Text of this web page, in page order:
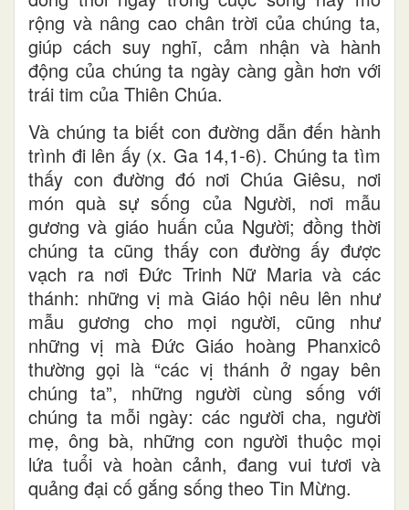
rộng và nâng cao chân trời của chúng ta,
giúp cách suy nghĩ, cảm nhận và hành
động của chúng ta ngày càng gần hơn với
trái tim của Thiên Chúa.
Và chúng ta biết con đường dẫn đến hành
trình đi lên ấy (x. Ga 14,1-6). Chúng ta tìm
thấy con đường đó nơi Chúa Giêsu, nơi
món quà sự sống của Người, nơi mẫu
gương và giáo huấn của Người; đồng thời
chúng ta cũng thấy con đường ấy được
vạch ra nơi Đức Trinh Nữ Maria và các
thánh: những vị mà Giáo hội nêu lên như
mẫu gương cho mọi người, cũng như
những vị mà Đức Giáo hoàng Phanxicô
thường gọi là “các vị thánh ở ngay bên
chúng ta”, những người cùng sống với
chúng ta mỗi ngày: các người cha, người
mẹ, ông bà, những con người thuộc mọi
lứa tuổi và hoàn cảnh, đang vui tươi và
quảng đại cố gắng sống theo Tin Mừng.